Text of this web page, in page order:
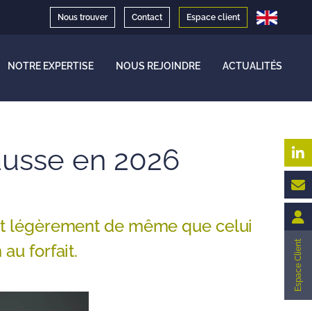
Nous trouver Contact Espace client
NOTRE EXPERTISE NOUS REJOINDRE ACTUALITÉS
en 2026
légèrement de même que celui
au forfait.
Espace Client